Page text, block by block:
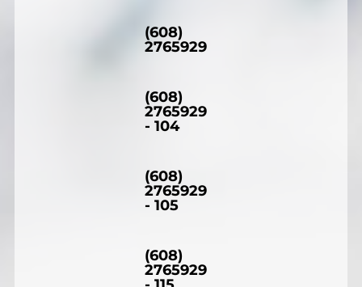
(608)
2765929
(608)
2765929
- 104
(608)
2765929
- 105
(608)
2765929